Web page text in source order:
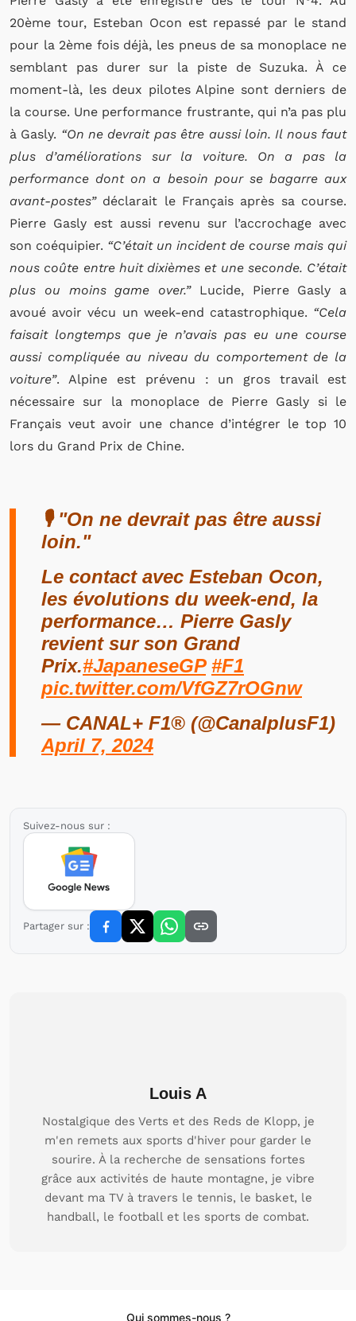
20ème tour, Esteban Ocon est repassé par le stand
pour la 2ème fois déjà, les pneus de sa monoplace ne
semblant pas durer sur la piste de Suzuka. À ce
moment-là, les deux pilotes Alpine sont derniers de
la course. Une performance frustrante, qui n’a pas plu
à Gasly. “On ne devrait pas être aussi loin. Il nous faut
plus d’améliorations sur la voiture. On a pas la
performance dont on a besoin pour se bagarre aux
avant-postes”déclarait le Français après sa course.
Pierre Gasly est aussi revenu sur l’accrochage avec
son coéquipier. “C’était un incident de course mais qui
nous coûte entre huit dixièmes et une seconde. C’était
plus ou moins game over.”Lucide, Pierre Gasly a
avoué avoir vécu un week-end catastrophique. “Cela
faisait longtemps que je n’avais pas eu une course
aussi compliquée au niveau du comportement de la
voiture”. Alpine est prévenu : un gros travail est
nécessaire sur la monoplace de Pierre Gasly si le
Français veut avoir une chance d’intégrer le top 10
lors du Grand Prix de Chine.
🎙️ "On ne devrait pas être aussi
loin."
Le contact avec Esteban Ocon,
les évolutions du week-end, la
performance… Pierre Gasly
revient sur son Grand
Prix.#JapaneseGP #F1
pic.twitter.com/VfGZ7rOGnw
— CANAL+ F1® (@CanalplusF1)
April 7, 2024
Suivez-nous sur :
Partager sur :
Louis A
Nostalgique des Verts et des Reds de Klopp, je
m'en remets aux sports d'hiver pour garder le
sourire. À la recherche de sensations fortes
grâce aux activités de haute montagne, je vibre
devant ma TV à travers le tennis, le basket, le
handball, le football et les sports de combat.
Qui sommes-nous ?